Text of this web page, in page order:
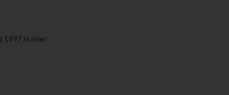
1997 in einer